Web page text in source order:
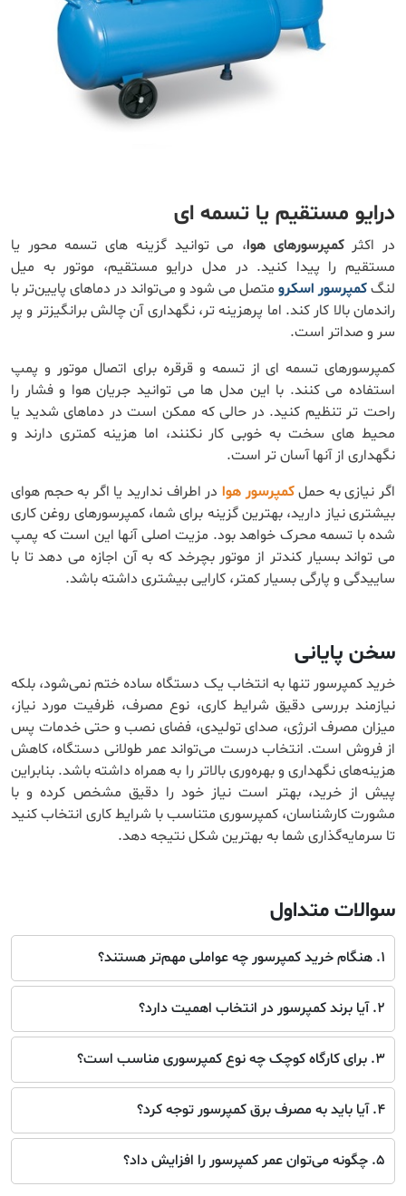
درایو مستقیم یا تسمه ای
در اکثرکمپرسورهای هوا، می توانید گزینه های تسمه محور یا
مستقیم را پیدا کنید. در مدل درایو مستقیم، موتور به میل
لنگکمپرسور اسکرو متصل می شود و می‌تواند در دماهای پایین‌تر با
راندمان بالا کار کند. اما پرهزینه ‌تر، نگهداری آن چالش‌ برانگیزتر و پر
سر و صداتر است.
کمپرسورهای تسمه ای از تسمه و قرقره برای اتصال موتور و پمپ
استفاده می کنند. با این مدل ها می توانید جریان هوا و فشار را
راحت تر تنظیم کنید. در حالی که ممکن است در دماهای شدید یا
محیط های سخت به خوبی کار نکنند، اما هزینه کمتری دارند و
نگهداری از آنها آسان تر است.
اگر نیازی به حملکمپرسور هوا در اطراف ندارید یا اگر به حجم هوای
بیشتری نیاز دارید، بهترین گزینه برای شما، کمپرسورهای روغن کاری
شده با تسمه محرک خواهد بود. مزیت اصلی آنها این است که پمپ
می تواند بسیار کندتر از موتور بچرخد که به آن اجازه می دهد تا با
ساییدگی و پارگی بسیار کمتر، کارایی بیشتری داشته باشد.
سخن پایانی
خرید کمپرسور تنها به انتخاب یک دستگاه ساده ختم نمی‌شود، بلکه
نیازمند بررسی دقیق شرایط کاری، نوع مصرف، ظرفیت مورد نیاز،
میزان مصرف انرژی، صدای تولیدی، فضای نصب و حتی خدمات پس
از فروش است. انتخاب درست می‌تواند عمر طولانی دستگاه، کاهش
هزینه‌های نگهداری و بهره‌وری بالاتر را به همراه داشته باشد. بنابراین
پیش از خرید، بهتر است نیاز خود را دقیق مشخص کرده و با
مشورت کارشناسان، کمپرسوری متناسب با شرایط کاری انتخاب کنید
تا سرمایه‌گذاری شما به بهترین شکل نتیجه دهد.
سوالات متداول
۱. هنگام خرید کمپرسور چه عواملی مهم‌تر هستند؟
۲. آیا برند کمپرسور در انتخاب اهمیت دارد؟
۳. برای کارگاه کوچک چه نوع کمپرسوری مناسب است؟
۴. آیا باید به مصرف برق کمپرسور توجه کرد؟
۵. چگونه می‌توان عمر کمپرسور را افزایش داد؟